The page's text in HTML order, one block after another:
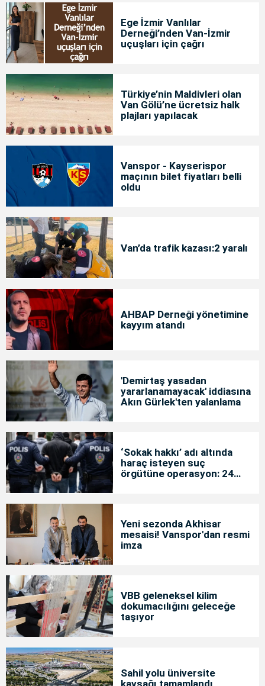
Ege İzmir Vanlılar
Derneği’nden Van-İzmir
uçuşları için çağrı
Türkiye’nin Maldivleri olan
Van Gölü’ne ücretsiz halk
plajları yapılacak
Vanspor - Kayserispor
maçının bilet fiyatları belli
oldu
Van’da trafik kazası:2 yaralı
AHBAP Derneği yönetimine
kayyım atandı
'Demirtaş yasadan
yararlanamayacak' iddiasına
Akın Gürlek'ten yalanlama
‘Sokak hakkı’ adı altında
haraç isteyen suç
örgütüne operasyon: 24
Yeni sezonda Akhisar
mesaisi! Vanspor'dan resmi
imza
VBB geleneksel kilim
dokumacılığını geleceğe
taşıyor
Sahil yolu üniversite
kavşağı tamamlandı